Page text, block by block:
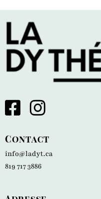
Contact
info@ladyt.ca
819 717 3886